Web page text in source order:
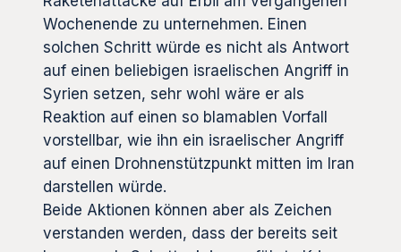
Wochenende zu unternehmen. Einen
solchen Schritt würde es nicht als Antwort
auf einen beliebigen israelischen Angriff in
Syrien setzen, sehr wohl wäre er als
Reaktion auf einen so blamablen Vorfall
vorstellbar, wie ihn ein israelischer Angriff
auf einen Drohnenstützpunkt mitten im Iran
darstellen würde.
Beide Aktionen können aber als Zeichen
verstanden werden, dass der bereits seit